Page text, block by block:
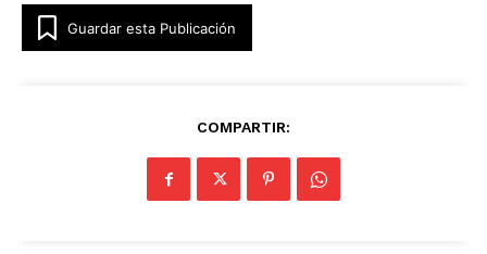
Guardar esta Publicación
COMPARTIR: